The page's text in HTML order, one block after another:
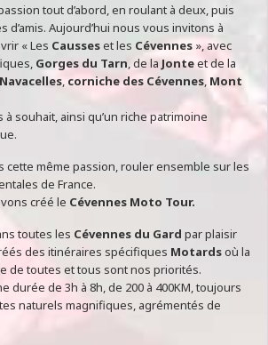
tout d’abord, en roulant à deux, puis
d’amis. Aujourd’hui nous vous invitons à
« Les Causseset les Cévennes », avec
Gorges du Tarn , de la Jonteet de la
corniche des Cévennes Mont
souhait, ainsi qu’un riche patrimoine
cette même passion, rouler ensemble sur les
de France.
créé le Cévennes Moto Tour.
toutes les Cévennes du Gard par plaisir
des itinéraires spécifiques Motardsoù la
de toutes et tous sont nos priorités.
durée de 3h à 8h, de 200 à 400KM, toujours
naturels magnifiques, agrémentés de